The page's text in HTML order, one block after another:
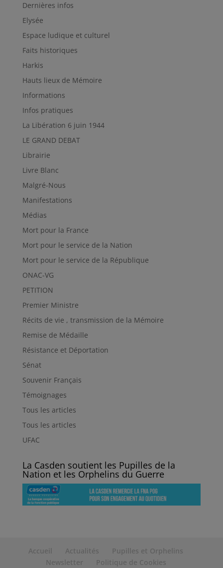
Dernières infos
Elysée
Espace ludique et culturel
Faits historiques
Harkis
Hauts lieux de Mémoire
Informations
Infos pratiques
La Libération 6 juin 1944
LE GRAND DEBAT
Librairie
Livre Blanc
Malgré-Nous
Manifestations
Médias
Mort pour la France
Mort pour le service de la Nation
Mort pour le service de la République
ONAC-VG
PETITION
Premier Ministre
Récits de vie , transmission de la Mémoire
Remise de Médaille
Résistance et Déportation
Sénat
Souvenir Français
Témoignages
Tous les articles
Tous les articles
UFAC
La Casden soutient les Pupilles de la
Nation et les Orphelins du Guerre
Accueil Actualités
Pupilles et Orphelins
Newsletter
Politique de Cookies